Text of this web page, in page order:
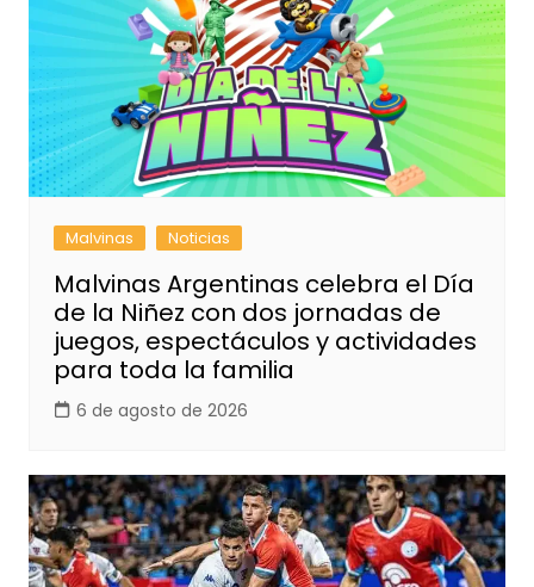
Malvinas Noticias
Malvinas Argentinas celebra el Día
de la Niñez con dos jornadas de
juegos, espectáculos y actividades
para toda la familia
6 de agosto de 2026